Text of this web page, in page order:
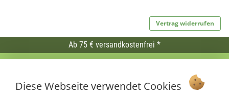
Vertrag widerrufen
Ab 75 € versandkostenfrei *
Shop Service
Diese Webseite verwendet Cookies